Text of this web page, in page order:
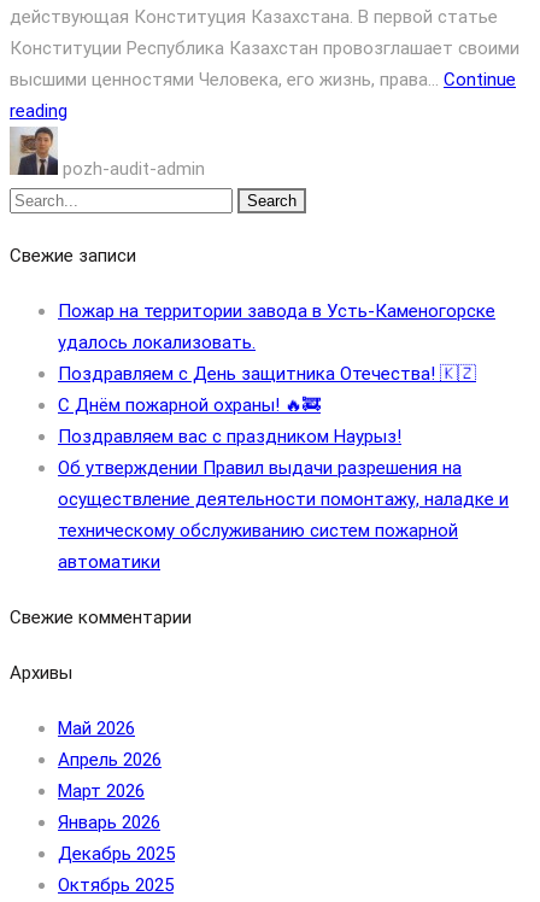
действующая Конституция Казахстана. В первой статье
Конституции Республика Казахстан провозглашает своими
высшими ценностями Человека, его жизнь, права... Continue
reading
pozh-audit-admin
Search
Свежие записи
Пожар на территории завода в Усть-Каменогорске
удалось локализовать.
Поздравляем с День защитника Отечества! 🇰🇿
С Днём пожарной охраны! 🔥🚒
Поздравляем вас с праздником Наурыз!
Об утверждении Правил выдачи разрешения на
осуществление деятельности помонтажу, наладке и
техническому обслуживанию систем пожарной
автоматики
Свежие комментарии
Архивы
Май 2026
Апрель 2026
Март 2026
Январь 2026
Декабрь 2025
Октябрь 2025